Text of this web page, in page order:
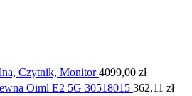
Czytnik, Monitor 4099,00 zł
Oiml E2 5G 30518015 362,11 zł